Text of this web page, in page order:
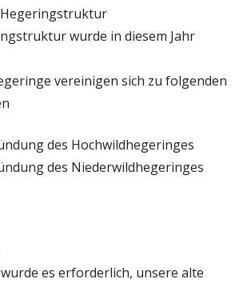
wurde in diesem Jahr
vereinigen sich zu folgenden
des Hochwildhegeringes
des Niederwildhegeringes
es erforderlich, unsere alte